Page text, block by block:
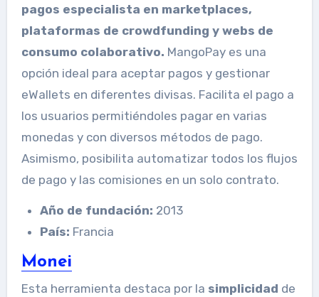
pagos especialista en marketplaces,
plataformas de crowdfunding y webs de
consumo colaborativo. MangoPay es una
opción ideal para aceptar pagos y gestionar
eWallets en diferentes divisas. Facilita el pago a
los usuarios permitiéndoles pagar en varias
monedas y con diversos métodos de pago.
Asimismo, posibilita automatizar todos los flujos
de pago y las comisiones en un solo contrato.
Año de fundación: 2013
País: Francia
Monei
Esta herramienta destaca por la simplicidad de